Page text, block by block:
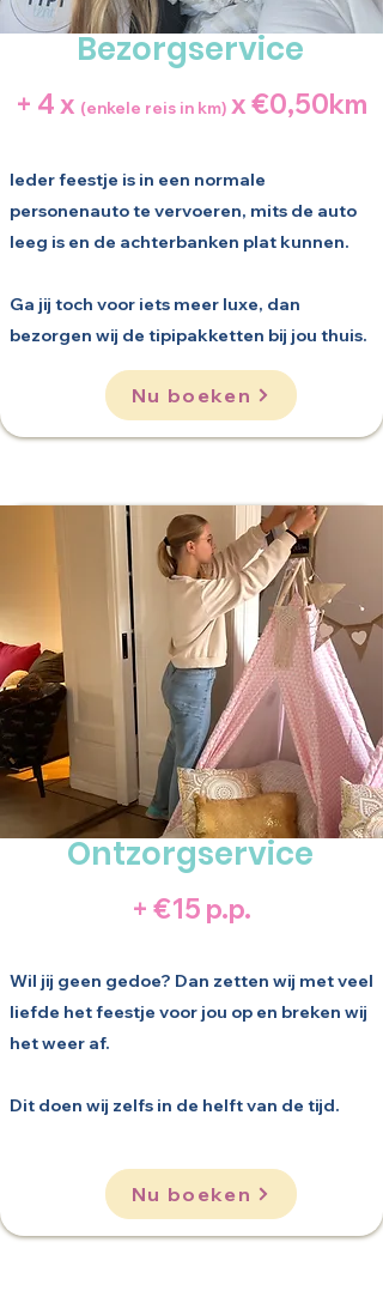
Bezorgservice
+ 4 x (enkele reis in km) x €0,50km
Ieder feestje is in een normale
personenauto te vervoeren, mits de auto
leeg is en de achterbanken plat kunnen.
Ga jij toch voor iets meer luxe, dan
bezorgen wij de tipipakketten bij jou thuis.
Nu boeken
Ontzorgservice
+ €15 p.p.
Wil jij geen gedoe? Dan zetten wij met veel
liefde het feestje voor jou op en breken wij
het weer af.
Dit doen wij zelfs in de helft van de tijd.
Nu boeken